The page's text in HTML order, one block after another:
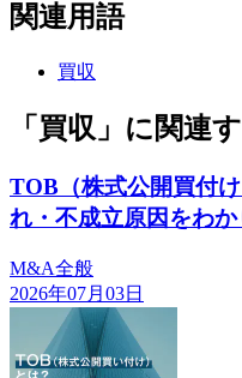
関連用語
買収
「買収」に関連
TOB（株式公開買付
れ・不成立原因をわ
M&A全般
2026年07月03日